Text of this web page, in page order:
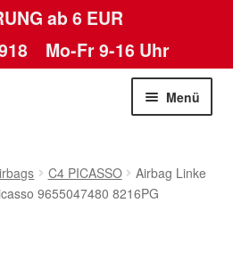
ab 6 EUR
Mo-Fr 9-16 Uhr
Menü
C4 PICASSO
Airbag Linke
9655047480 8216PG